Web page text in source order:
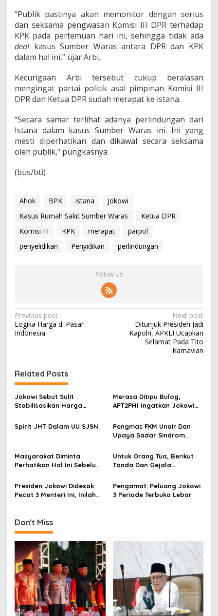
“Publik pastinya akan memonitor dengan serius
dan seksama pengwasan Komisi III DPR terhadap
KPK pada pertemuan hari ini, sehingga tidak ada
dealkasus Sumber Waras antara DPR dan KPK
dalam hal ini,” ujar Arbi.
Kecurigaan Arbi tersebut cukup beralasan
mengingat partai politik asal pimpinan Komisi III
DPR dan Ketua DPR sudah merapat ke istana.
“Secara samar terlihat adanya perlindungan dari
Istana dalam kasus Sumber Waras ini. Ini yang
mesti diperhatikan dan dikawal secara seksama
oleh publik,” pungkasnya.
(bus/bti)
Ahok BPK istana
Jokowi
Kasus Rumah Sakit Sumber Waras
Ketua DPR
Komisi III
KPK merapat
parpol
penyelidikan
Penyidikan perlindungan
Follow Us
P
o
n
a
v
g
t
i
o
n
Previous post
Logika Harga di Pasar
Indonesia
Next post
Ditunjuk Presiden Jadi
Kapolri, APKLI Ucapkan
Selamat Pada Tito
Karnavian
Related Posts
Jokowi Sebut Sulit
Stabilisasikan Harga
Asal Ada Kemauan Serius!
Merasa Ditipu Bulog,
APT2PHI Ingatkan Jokowi
Harga Beras Nasional
Spirit JHT Dalam UU SJSN
Pengmas FKM Unair Dan
Upaya Sadar Sindrom
Masyarakat Diminta
Perhatikan Hal Ini Sebelum
Untuk Orang Tua, Berikut
Tanda Dan Gejala
Anak
Presiden Jokowi Didesak
Pecat 3 Menteri Ini, Inilah
Pengamat: Peluang Jokowi
3 Periode Terbuka Lebar
Don't Miss